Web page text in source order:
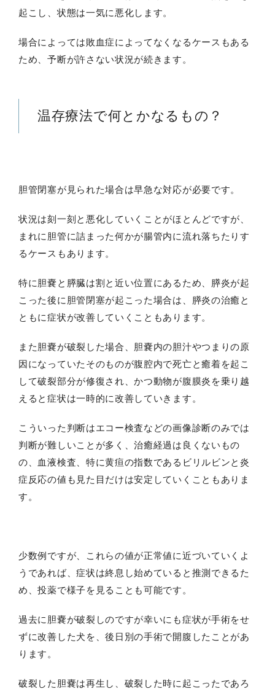
起こし、状態は一気に悪化します。
場合によっては敗血症によってなくなるケースもある
ため、予断が許さない状況が続きます。
温存療法で何とかなるもの？
胆管閉塞が見られた場合は早急な対応が必要です。
状況は刻一刻と悪化していくことがほとんどですが、
まれに胆管に詰まった何かが腸管内に流れ落ちたりす
るケースもあります。
特に胆嚢と膵臓は割と近い位置にあるため、膵炎が起
こった後に胆管閉塞が起こった場合は、膵炎の治癒と
ともに症状が改善していくこともあります。
また胆嚢が破裂した場合、胆嚢内の胆汁やつまりの原
因になっていたそのものが腹腔内で死亡と癒着を起こ
して破裂部分が修復され、かつ動物が腹膜炎を乗り越
えると症状は一時的に改善していきます。
こういった判断はエコー検査などの画像診断のみでは
判断が難しいことが多く、治癒経過は良くないもの
の、血液検査、特に黄疸の指数であるビリルビンと炎
症反応の値も見た目だけは安定していくこともありま
す。
少数例ですが、これらの値が正常値に近づいていくよ
うであれば、症状は終息し始めていると推測できるた
め、投薬で様子を見ることも可能です。
過去に胆嚢が破裂しのですが幸いにも症状が手術をせ
ずに改善した犬を、後日別の手術で開腹したことがあ
ります。
破裂した胆嚢は再生し、破裂した時に起こったであろ